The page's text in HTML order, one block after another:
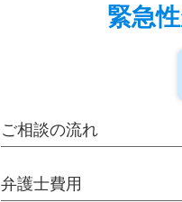
緊急
ご相談の流れ
弁護士費用